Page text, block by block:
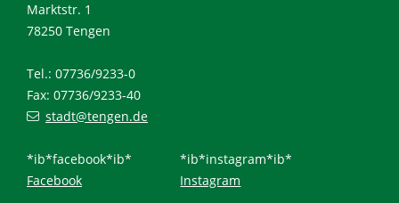
Marktstr. 1
78250 Tengen
Tel.: 07736/9233-0
Fax: 07736/9233-40
stadt@tengen.de
*ib*facebook*ib*
Facebook
*ib*instagram*ib*
Instagram